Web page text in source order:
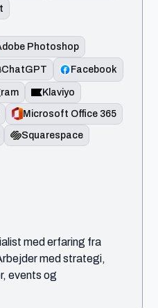
Photoshop
ChatGPT
Facebook
Klaviyo
Microsoft Office 365
Squarespace
med erfaring fra
med strategi,
events og